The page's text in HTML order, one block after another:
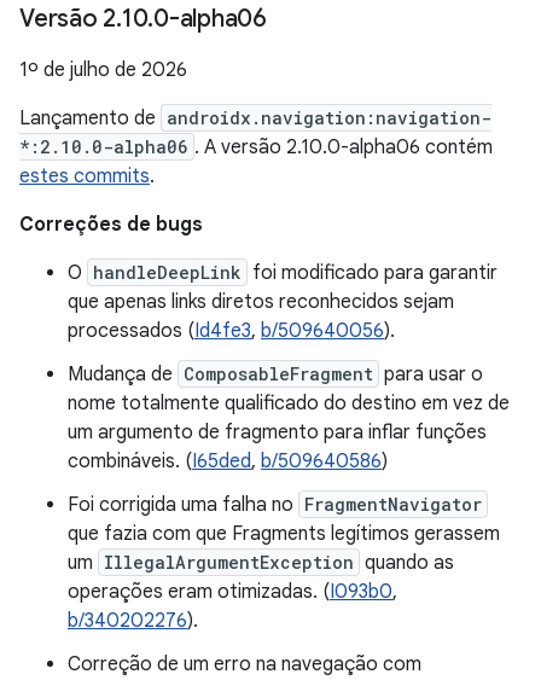
Versão 2.10.0-alpha06
1º de julho de 2026
Lançamento de androidx.navigation:navigation-
*:2.10.0-alpha06 . A versão 2.10.0-alpha06 contém
estes commits.
Correções de bugs
O handleDeepLink foi modificado para garantir
que apenas links diretos reconhecidos sejam
processados (Id4fe3, b/509640056).
Mudança de ComposableFragment para usar o
nome totalmente qualificado do destino em vez de
um argumento de fragmento para inflar funções
combináveis. (I65ded, b/509640586)
Foi corrigida uma falha no FragmentNavigator
que fazia com que Fragments legítimos gerassem
um IllegalArgumentException quando as
operações eram otimizadas. (I093b0,
b/340202276).
Correção de um erro na navegação com